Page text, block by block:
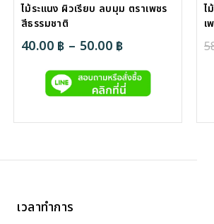
ไม้ระแนง ผิวเรียบ ลบมุม ตราเพชร
สีธรรมชาติ
40.00 ฿ – 50.00 ฿Price
range:
40.00 ฿
50.00 ฿
ไ
เ
เวลาทำการ